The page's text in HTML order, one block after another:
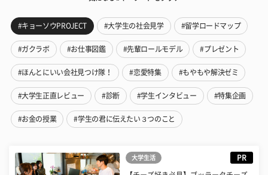
#キョーソウPROJECT #大学生の社会見学 #留学ロードマップ
#ガクラボ #お仕事図鑑 #先輩ロールモデル #プレゼント
#ほんとにいい会社見つけ隊！ #恋愛特集 #もやもや解決ゼミ
#大学生正直レビュー #診断 #学生インタビュー #特集企画
#お金の授業 #学生の君に伝えたい３つのこと
大学生活 PR